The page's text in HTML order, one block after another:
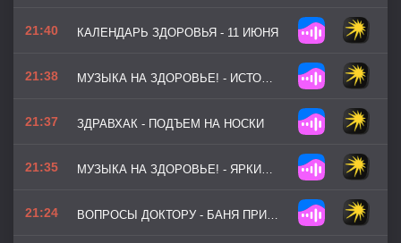
21:40 КАЛЕНДАРЬ ЗДОРОВЬЯ - 11 ИЮНЯ
21:38 МУЗЫКА НА ЗДОРОВЬЕ! - ИСТОЧНИК СИЛЫ
21:37 ЗДРАВХАК - ПОДЪЕМ НА НОСКИ
21:35 МУЗЫКА НА ЗДОРОВЬЕ! - ЯРКИЙ НАСТРОЙ (ВЕРСИЯ 2)
21:24 ВОПРОСЫ ДОКТОРУ - БАНЯ ПРИ НАСМОРКЕ